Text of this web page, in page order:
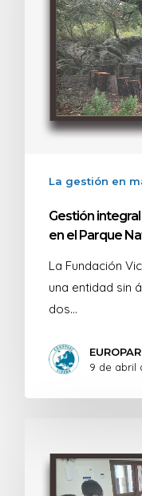
La gestión en
Gestión
en el Parque
La Fundación
una entidad sin
dos…
9 de abril